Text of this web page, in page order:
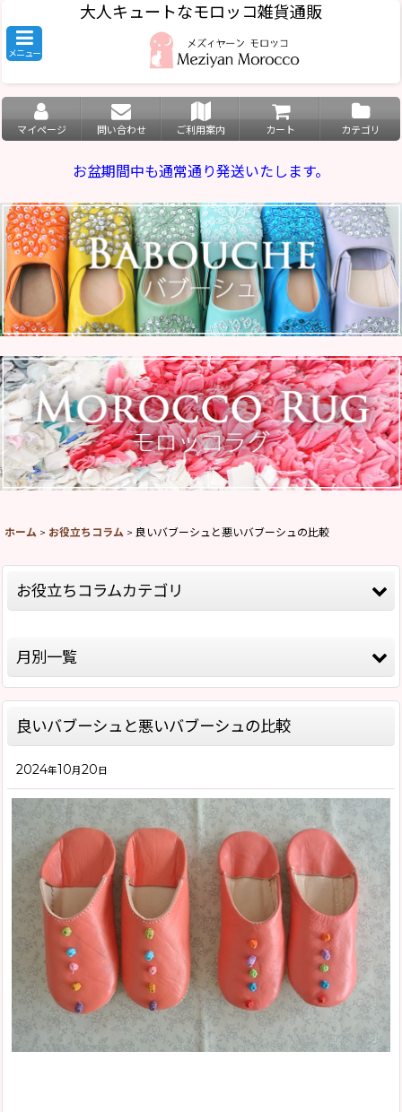
大人キュートなモロッコ雑貨通販
メニュー
マイページ 問い合わせ ご利用案内 カート カテゴリ
お盆期間中も通常通り発送いたします。
ホーム > お役立ちコラム > 良いバブーシュと悪いバブーシュの比較
良いバブーシュと悪いバブーシュの比較
2024年10月20日
お役立ちコラムカテゴリ
モロッコ情報
バブーシュについて
お店について
月別一覧
2026年
2025年
2024年